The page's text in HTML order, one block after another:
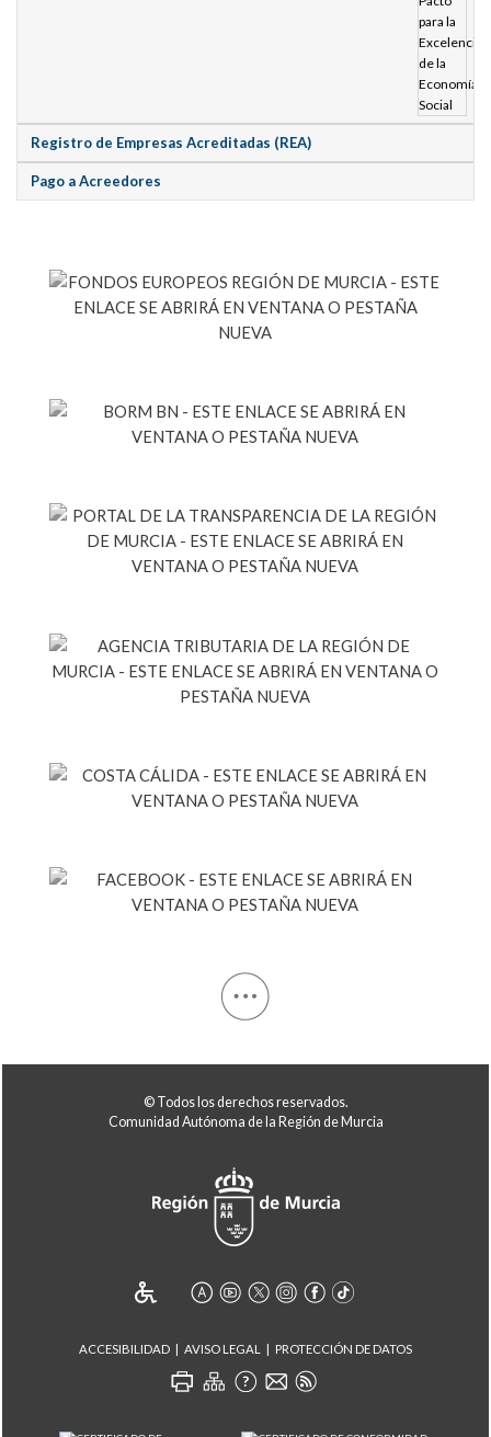
Registro de Empresas Acreditadas (REA)
Pago a Acreedores
© Todos los derechos reservados.
Comunidad Autónoma de la Región de Murcia
ACCESIBILIDAD AVISO LEGAL PROTECCIÓN DE DATOS